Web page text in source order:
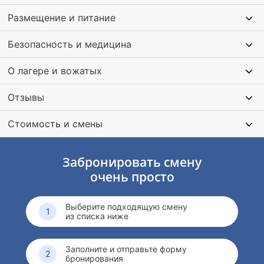
Дети попробуют такую классную, интересную и такую
актуальную в нашем современном мире профессию —
видеоблогер!
Заезд создан для того, чтобы исполнять детскую мечту!
В будущем дети смогут освоить такие профессии как:
и другие, связанные с видеоблогом профессии.
Размещение и питание
Безопасность и медицина
О лагере и вожатых
Отзывы
Стоимость и смены
Забронировать смену
очень просто
Выберите подходящую смену
из списка ниже
Заполните и отправьте форму
бронирования